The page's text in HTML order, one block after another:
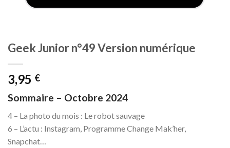
Geek Junior n°49 Version numérique
3,95 €
Sommaire – Octobre 2024
4 – La photo du mois : Le robot sauvage
6 – L’actu : Instagram, Programme Change Mak’her,
Snapchat…